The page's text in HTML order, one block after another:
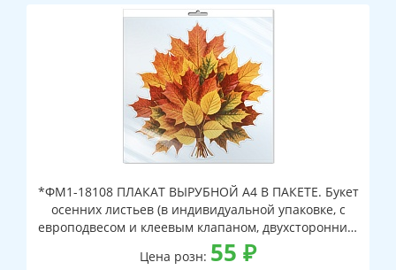
*ФМ1-18108 ПЛАКАТ ВЫРУБНОЙ А4 В ПАКЕТЕ. Букет
осенних листьев (в индивидуальной упаковке, с
европодвесом и клеевым клапаном, двухсторонний,
ВД-лак)
Цена розн: 55 ₽